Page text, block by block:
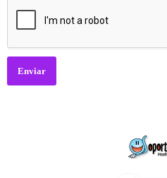
Enviar